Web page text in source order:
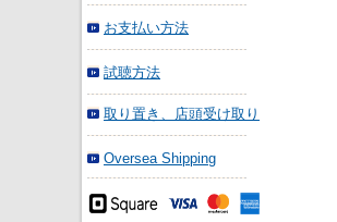
お支払い方法
試聴方法
取り置き、店頭受け取り
Oversea Shipping